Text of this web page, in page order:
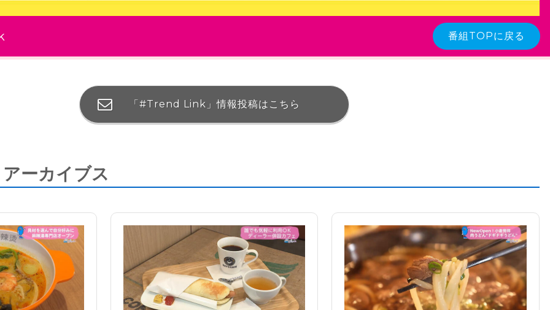
番組TOPに戻る
「#Trend Link」情報投稿はこちら
ーカイブス